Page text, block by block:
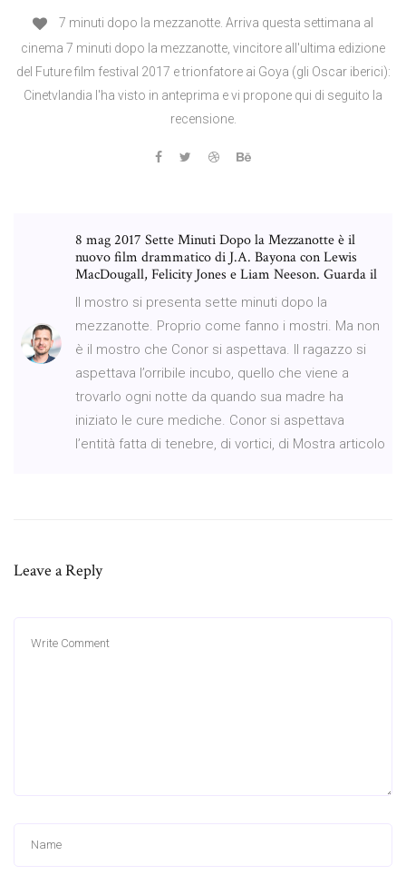
7 minuti dopo la mezzanotte. Arriva questa settimana al
cinema 7 minuti dopo la mezzanotte, vincitore all'ultima edizione
del Future film festival 2017 e trionfatore ai Goya (gli Oscar iberici):
Cinetvlandia l'ha visto in anteprima e vi propone qui di seguito la
recensione.
8 mag 2017 Sette Minuti Dopo la Mezzanotte è il
nuovo film drammatico di J.A. Bayona con Lewis
MacDougall, Felicity Jones e Liam Neeson. Guarda il
Il mostro si presenta sette minuti dopo la
mezzanotte. Proprio come fanno i mostri. Ma non
è il mostro che Conor si aspettava. Il ragazzo si
aspettava l’orribile incubo, quello che viene a
trovarlo ogni notte da quando sua madre ha
iniziato le cure mediche. Conor si aspettava
l’entità fatta di tenebre, di vortici, di Mostra articolo
Leave a Reply